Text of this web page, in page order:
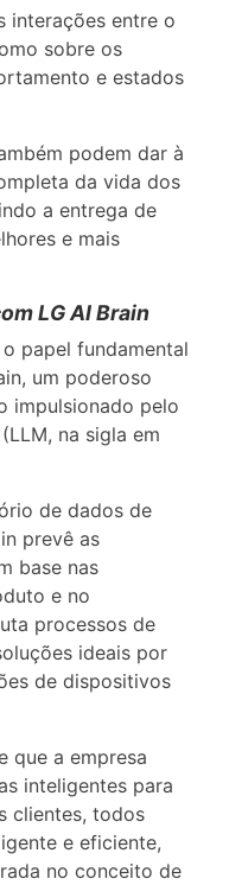
interações entre o
sobre os
e estados
podem dar à
da vida dos
a entrega de
e mais
LG AI Brain
papel fundamental
um poderoso
impulsionado pelo
na sigla em
de dados de
prevê as
base nas
e no
processos de
ideais por
de dispositivos
que a empresa
inteligentes para
clientes, todos
e eficiente,
no conceito de